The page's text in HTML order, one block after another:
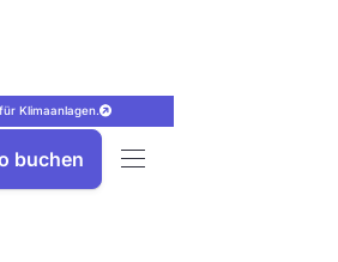
Klimaanlagen.
buchen